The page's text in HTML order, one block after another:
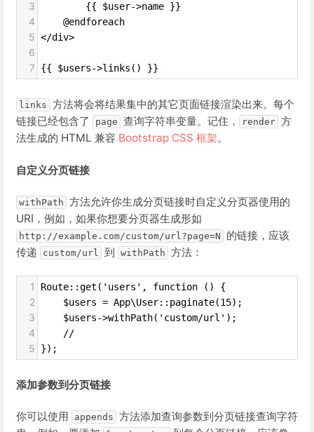
3
        {{ $user->name }}
4
    @endforeach
5 </div>
6
7
{{ $users->links() }}
links 方法将会将结果集中的其它页面链接渲染出来。每个
链接已经包含了
page 查询字符串变量。记住， render 方
法生成的 HTML 兼容 Bootstrap CSS 框架。
自定义分页链接
withPath 方法允许你生成分页链接时自定义分页器使用的
URI，例如，如果你想要分页器生成形如
http://example.com/custom/url?page=N
的链接，应该
传递
custom/url 到 withPath 方法：
1 Route::get('users', function () {
2
    $users = App\User::paginate(15);
3
    $users->withPath('custom/url');
4
    //
5 });
添加参数到分页链接
你可以使用 appends 方法添加查询参数到分页链接查询字符